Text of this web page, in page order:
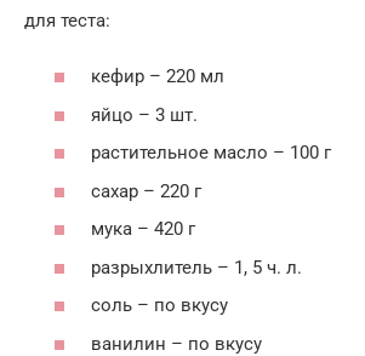
для теста:
кефир – 220 мл
яйцо – 3 шт.
растительное масло – 100 г
сахар – 220 г
мука – 420 г
разрыхлитель – 1, 5 ч. л.
соль – по вкусу
ванилин – по вкусу